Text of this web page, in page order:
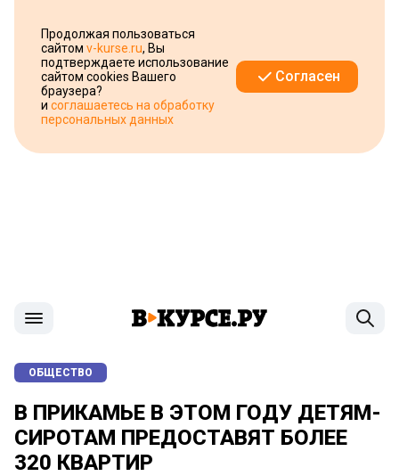
Продолжая пользоваться
сайтом v-kurse.ru, Вы
подтверждаете использование
сайтом cookies Вашего
браузера?
и соглашаетесь на обработку
персональных данных
Согласен
ОБЩЕСТВО
В ПРИКАМЬЕ В ЭТОМ ГОДУ ДЕТЯМ-
СИРОТАМ ПРЕДОСТАВЯТ БОЛЕЕ
320 КВАРТИР